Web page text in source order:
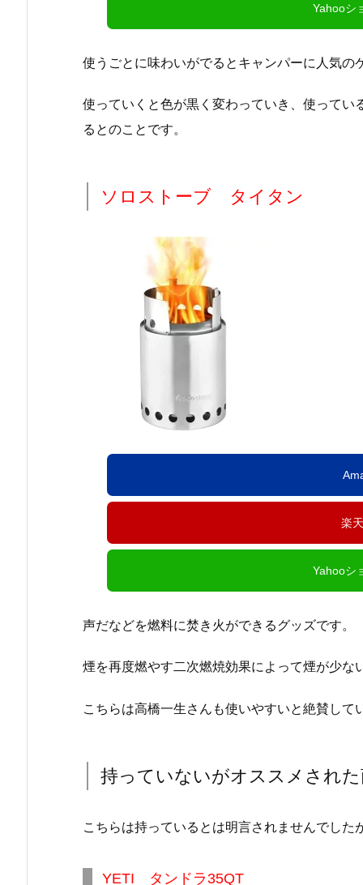
Yahooシ
使うごとに味わいがでるとキャンパーに人気の
使っていくと色が黒く変わっていき、使って
るとのことです。
ソロストーブ タイタン
楽
Yahooシ
声だなどを燃料に焚き火ができるグッズです。
煙を再度燃やす二次燃焼効果によって煙が少な
こちらは高橋一生さんも使いやすいと絶賛して
持っていないがオススメされた
こちらは持っているとは明言されませんでした
YETI タンドラ35QT